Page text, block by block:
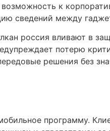
к
сведений между
россия вливают в
потерю
решения без
программу.